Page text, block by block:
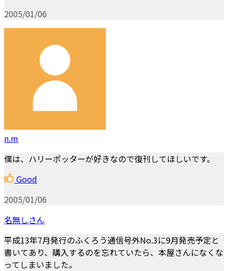
2005/01/06
n.m
僕は、ハリーポッターが好きなので復刊してほしいです。
Good
2005/01/06
名無しさん
平成13年7月発行のふくろう通信号外No.3に9月発売予定と
書いてあり、購入するのを忘れていたら、本屋さんになくな
ってしまいました。